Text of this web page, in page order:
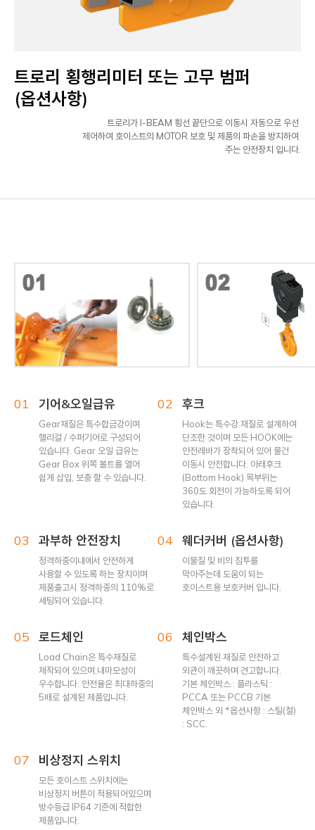
트로리 횡행리미터 또는 고무 범퍼
(옵션사항)
트로리가 I-BEAM 횡선 끝단으로 이동시 자동으로 우선
제어하여 호이스트의 MOTOR 보호 및 제품의 파손을 방지하여
주는 안전장치 입니다.
01 기어&오일급유
Gear재질은 특수합금강이며
헬리걸 / 수퍼기어로 구성되어
있습니다. Gear 오일 급유는
Gear Box 위쪽 볼트를 열어
쉽게 삽입, 보충 할 수 있습니다.
02 후크
Hook는 특수강 재질로 설계하여
단조한 것이며 모든 HOOK에는
안전레바가 장착되어 있어 물건
이동시 안전합니다. 아래후크
(Bottom Hook) 목부위는
360도 회전이 가능하도록 되어
있습니다.
03 과부하 안전장치
정격하중이내에서 안전하게
사용할 수 있도록 하는 장치이며
제품출고시 정격하중의 110%로
세팅되어 있습니다.
04 웨더커버 (옵션사항)
이물질 및 비의 침투를
막아주는데 도움이 되는
호이스트용 보호커버 입니다.
05 로드체인
Load Chain은 특수재질로
제작되어 있으며,내마모성이
우수합니다. 안전율은 최대하중의
5배로 설계된 제품입니다.
06 체인박스
특수설계된 재질로 안전하고
외관이 깨끗하며 견고합니다.
기본 체인박스 : 플라스틱 :
PCCA 또는 PCCB 기본
체인박스 외 *옵션사항 : 스틸(철)
: SCC.
07 비상정지 스위치
모든 호이스트 스위치에는
비상정지 버튼이 적용되어있으며
방수등급 IP64 기준에 적합한
제품입니다.